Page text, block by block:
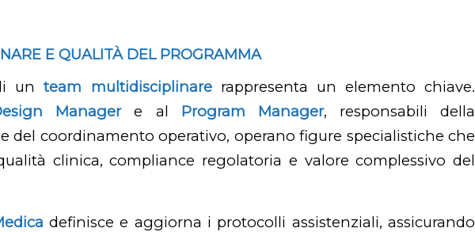
E QUALITÀ DEL PROGRAMMA
unteam multidisciplinarerappresenta un elemento chiave.
Managere al Program Manager, responsabili della
del coordinamento operativo, operano figure specialistiche che
clinica, compliance regolatoria e valore complessivo del
definisce e aggiorna i protocolli assistenziali, assicurando